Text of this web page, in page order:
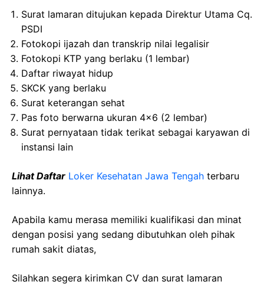
Surat lamaran ditujukan kepada Direktur Utama Cq.
PSDI
Fotokopi ijazah dan transkrip nilai legalisir
Fotokopi KTP yang berlaku (1 lembar)
Daftar riwayat hidup
SKCK yang berlaku
Surat keterangan sehat
Pas foto berwarna ukuran 4×6 (2 lembar)
Surat pernyataan tidak terikat sebagai karyawan di
instansi lain
Lihat Daftar Loker Kesehatan Jawa Tengah terbaru
lainnya.
Apabila kamu merasa memiliki kualifikasi dan minat
dengan posisi yang sedang dibutuhkan oleh pihak
rumah sakit diatas,
Silahkan segera kirimkan CV dan surat lamaran